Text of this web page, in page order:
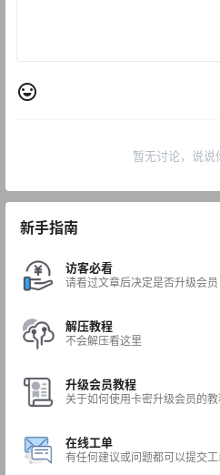
暂无讨论，说说
新手指南
访客必看
请看过文章后决定是否升级会员
解压教程
不会解压看这里
升级会员教程
关于如何使用卡密升级会员的
在线工单
有任何建议或问题都可以提交